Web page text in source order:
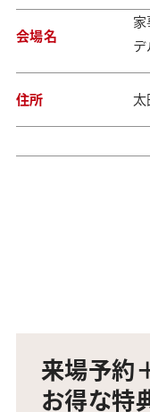
会場名
デ
住所 太
来場予約
お得な特